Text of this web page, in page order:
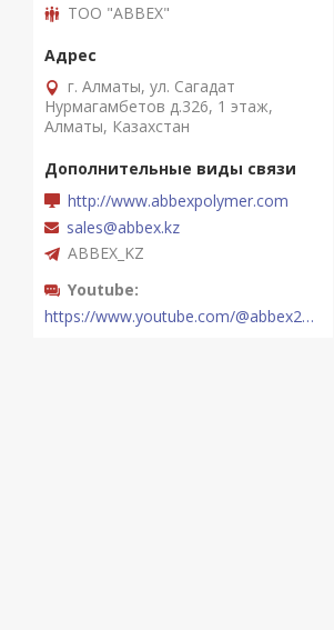
ТОО "ABBEX"
г. Алматы, ул. Сагадат
Нурмагамбетов д.326, 1 этаж,
Алматы, Казахстан
http://www.abbexpolymer.com
sales@abbex.kz
ABBEX_KZ
Youtube
https://www.youtube.com/@abbex2289